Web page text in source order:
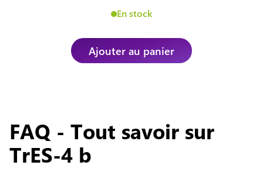
En stock
Ajouter au panier
FAQ - Tout savoir sur
TrES-4 b